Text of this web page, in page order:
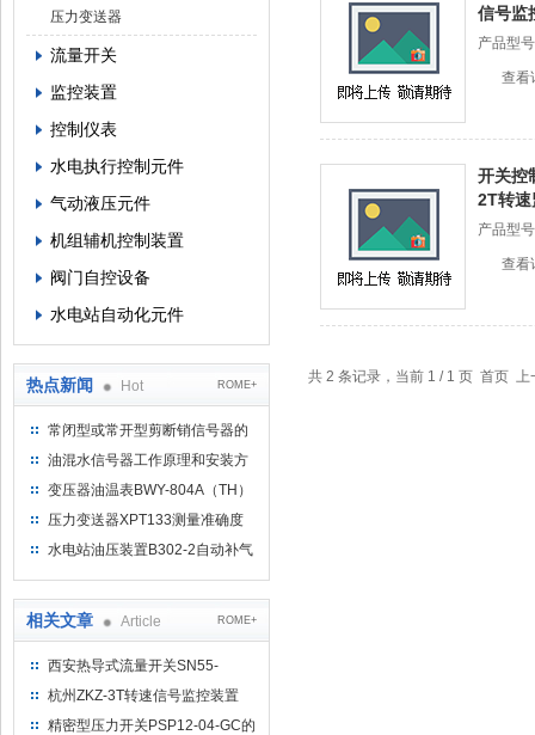
压力变送器
流量开关
监控装置
控制仪表
水电执行控制元件
气动液压元件
机组辅机控制装置
阀门自控设备
水电站自动化元件
热点新闻 Hot ROME+
常闭型或常开型剪断销信号器的
工作原理
油混水信号器工作原理和安装方
式
变压器油温表BWY-804A（TH）
测量范围
压力变送器XPT133测量准确度
不高是什么原因导致的？
水电站油压装置B302-2自动补气
相关文章 Article ROME+
西安热导式流量开关SN55-
G12HDCRQ【热式原理】
杭州ZKZ-3T转速信号监控装置
精密型压力开关PSP12-04-GC的
信号监
产品型
查看
开关控
2T转速
产品型
查看
共 2 条记录，当前 1 / 1 页 首页